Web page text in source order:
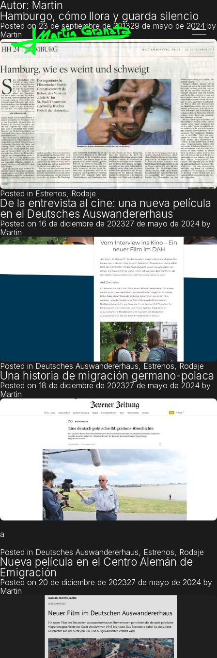
Autor: Martin
Hamburgo, cómo llora y guarda silencio
Posted on 23 de septiembre de 201329 de mayo de 2024 by
Martin
Posted in Estrenos, Rodaje
De la entrevista al cine: una nueva película
en el Deutsches Auswandererhaus
Posted on 16 de diciembre de 202327 de mayo de 2024 by
Martin
Posted in Deutsches Auswandererhaus Estrenos Rodaje
Una historia de migración germano-polaca
Posted on 18 de diciembre de 202327 de mayo de 2024 by
Martin
a
Posted in Deutsches Auswandererhaus Estrenos Rodaje
Nueva película en el Centro Alemán de
Emigración
Posted on 20 de diciembre de 202327 de mayo de 2024 by
Martin